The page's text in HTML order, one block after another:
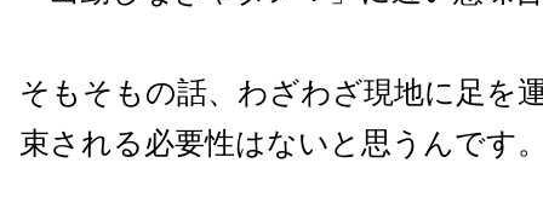
そもそもの話、わざわざ現地に足を
束される必要性はないと思うんです